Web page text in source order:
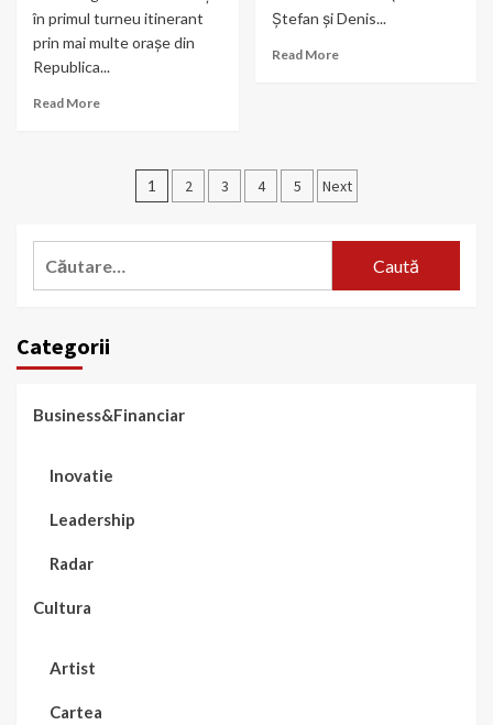
în primul turneu itinerant
prin mai multe orașe din
Republica...
Read More
Ștefan și Denis...
Read More
Paginație
1 2 3 4 5 Next
Categorii
Business&Financiar
Inovatie
Leadership
Radar
Cultura
Artist
Cartea